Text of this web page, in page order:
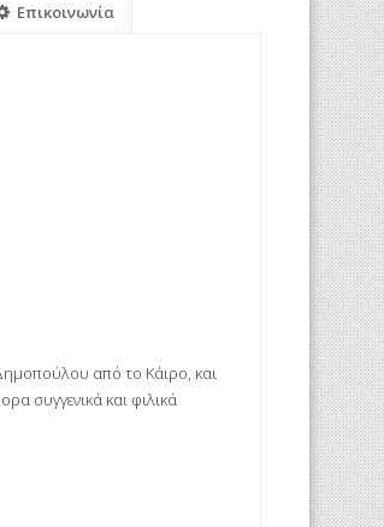
Επικοινωνία
από το Κάιρο, και
συγγενικά και φιλικά